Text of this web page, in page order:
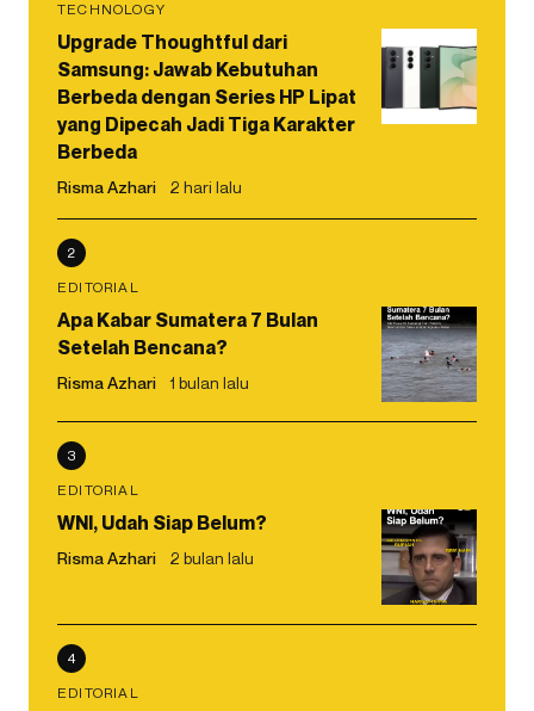
TECHNOLOGY
Upgrade Thoughtful dari
Samsung: Jawab Kebutuhan
Berbeda dengan Series HP Lipat
yang Dipecah Jadi Tiga Karakter
Berbeda
Risma Azhari 2 hari lalu
2
EDITORIAL
Apa Kabar Sumatera 7 Bulan
Setelah Bencana?
Risma Azhari 1 bulan lalu
3
EDITORIAL
WNI, Udah Siap Belum?
Risma Azhari 2 bulan lalu
4
EDITORIAL